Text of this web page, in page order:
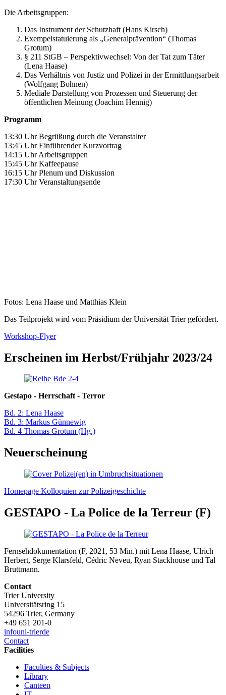
Die Arbeitsgruppen:
Das Instrument der Schutzhaft (Hans Kirsch)
Exempelstatuierung als „Generalprävention“ (Thomas
Grotum)
§ 211 StGB – Perspektivwechsel: Von der Tat zum Täter
(Lena Haase)
Das Verhältnis von Justiz und Polizei in der Ermittlungsarbeit
(Wolfgang Bohnen)
Mediale Darstellung von Prozessen und Steuerung der
öffentlichen Meinung (Joachim Hennig)
Programm
13:30 Uhr Begrüßung durch die Veranstalter
13:45 Uhr Einführender Kurzvortrag
14:15 Uhr Arbeitsgruppen
15:45 Uhr Kaffeepause
16:15 Uhr Plenum und Diskussion
17:30 Uhr Veranstaltungsende
Fotos: Lena Haase und Matthias Klein
Das Teilprojekt wird vom Präsidium der Universität Trier gefördert.
Workshop-Flyer
Erscheinen im Herbst/Frühjahr 2023/24
Gestapo - Herrschaft - Terror
Bd. 2: Lena Haase
Bd. 3: Markus Günnewig
Bd. 4 Thomas Grotum (Hg.)
Neuerscheinung
Homepage Kolloquien zur Polizeigeschichte
GESTAPO - La Police de la Terreur (F)
Fernsehdokumentation (F, 2021, 53 Min.) mit Lena Haase, Ulrich
Herbert, Serge Klarsfeld, Cédric Neveu, Ryan Stackhouse und Tal
Bruttmann.
Contact
Trier University
Universitätsring 15
54296 Trier, Germany
+49 651 201-0
infouni-trierde
Contact
Facilities
Faculties & Subjects
Library
Canteen